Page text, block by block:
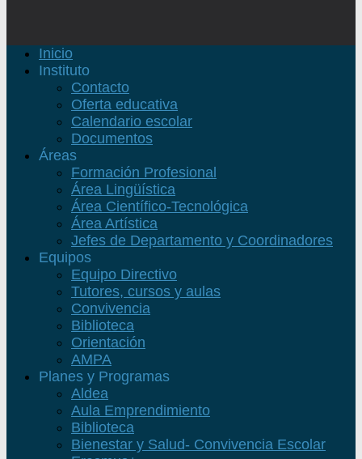
Inicio
Instituto
Contacto
Oferta educativa
Calendario escolar
Documentos
Áreas
Formación Profesional
Área Lingüística
Área Científico-Tecnológica
Área Artística
Jefes de Departamento y Coordinadores
Equipos
Equipo Directivo
Tutores, cursos y aulas
Convivencia
Biblioteca
Orientación
AMPA
Planes y Programas
Aldea
Aula Emprendimiento
Biblioteca
Bienestar y Salud- Convivencia Escolar